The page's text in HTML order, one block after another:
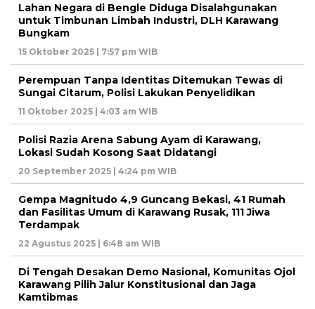
Lahan Negara di Bengle Diduga Disalahgunakan
untuk Timbunan Limbah Industri, DLH Karawang
Bungkam
15 Oktober 2025 | 7:57 pm WIB
Perempuan Tanpa Identitas Ditemukan Tewas di
Sungai Citarum, Polisi Lakukan Penyelidikan
11 Oktober 2025 | 4:03 am WIB
Polisi Razia Arena Sabung Ayam di Karawang,
Lokasi Sudah Kosong Saat Didatangi
20 September 2025 | 4:24 pm WIB
Gempa Magnitudo 4,9 Guncang Bekasi, 41 Rumah
dan Fasilitas Umum di Karawang Rusak, 111 Jiwa
Terdampak
22 Agustus 2025 | 6:48 am WIB
Di Tengah Desakan Demo Nasional, Komunitas Ojol
Karawang Pilih Jalur Konstitusional dan Jaga
Kamtibmas